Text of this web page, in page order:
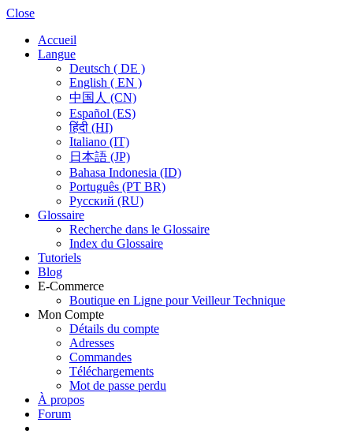
Close
Accueil
Langue
Deutsch ( DE )
English ( EN )
中国人 (CN)
Español (ES)
हिंदी (HI)
Italiano (IT)
日本語 (JP)
Bahasa Indonesia (ID)
Português (PT BR)
Pусский (RU)
Glossaire
Recherche dans le Glossaire
Index du Glossaire
Tutoriels
Blog
E-Commerce
Boutique en Ligne pour Veilleur Technique
Mon Compte
Détails du compte
Adresses
Commandes
Téléchargements
Mot de passe perdu
À propos
Forum